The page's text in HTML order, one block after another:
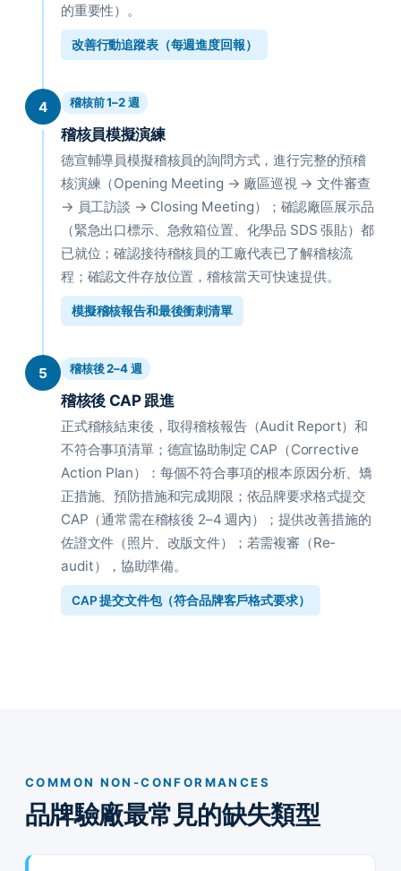
的重要性）。
改善行動追蹤表（每週進度回報）
4 稽核前 1–2 週
稽核員模擬演練
德宣輔導員模擬稽核員的詢問方式，進行完整的預稽
核演練（Opening Meeting → 廠區巡視 → 文件審查
→ 員工訪談 → Closing Meeting）；確認廠區展示品
（緊急出口標示、急救箱位置、化學品 SDS 張貼）都
已就位；確認接待稽核員的工廠代表已了解稽核流
程；確認文件存放位置，稽核當天可快速提供。
模擬稽核報告和最後衝刺清單
5 稽核後 2–4 週
稽核後 CAP 跟進
正式稽核結束後，取得稽核報告（Audit Report）和
不符合事項清單；德宣協助制定 CAP（Corrective
Action Plan）：每個不符合事項的根本原因分析、矯
正措施、預防措施和完成期限；依品牌要求格式提交
CAP（通常需在稽核後 2–4 週內）；提供改善措施的
佐證文件（照片、改版文件）；若需複審（Re-
audit），協助準備。
CAP 提交文件包（符合品牌客戶格式要求）
COMMON NON-CONFORMANCES
品牌驗廠最常見的缺失類型